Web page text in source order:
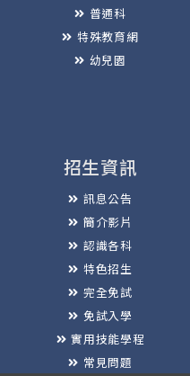
普通科
特殊教育網
幼兒園
招生資訊
訊息公告
簡介影片
認識各科
特色招生
完全免試
免試入學
實用技能學程
常見問題